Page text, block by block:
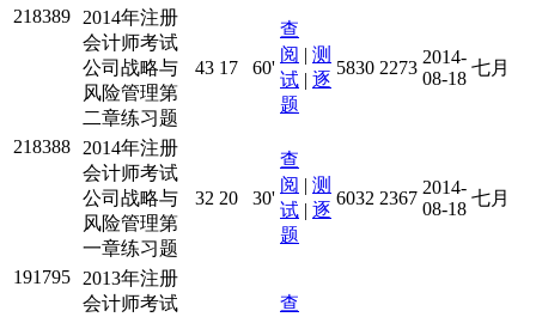
218389
2014年注册
会计师考试
公司战略与
风险管理第
二章练习题
43 17 60'
查
阅 | 测
试 | 逐
题
5830 2273
2014-
08-18
七月
218388
2014年注册
会计师考试
公司战略与
风险管理第
一章练习题
32 20 30'
查
阅 | 测
试 | 逐
题
6032 2367
2014-
08-18
七月
191795
2013年注册
会计师考试
查